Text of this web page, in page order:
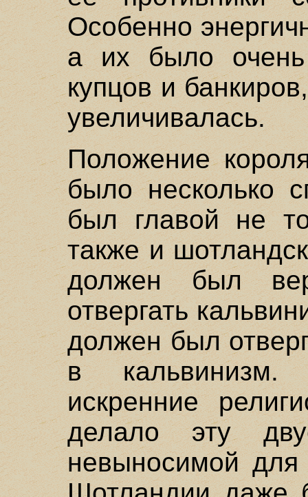
Особенно
а их было очень
купцов и
увеличивалась.
Положение
было несколько
был главой не
также и
должен был
отвергать
должен был
в
искренние
делало эту
невыносимой